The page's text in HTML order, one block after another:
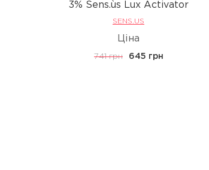
3% Sens.ùs Lux Activator
SENS.US
Ціна
741 грн 645 грн